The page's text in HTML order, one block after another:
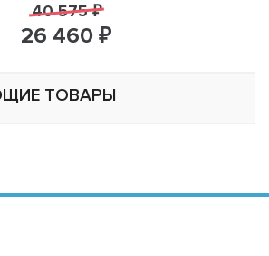
40 575 ₽
26 460 ₽
ТОВАРЫ